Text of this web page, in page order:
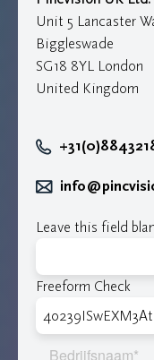
Unit 5 Lancaster
Biggleswade
SG18 8YL London
United Kingdom
Leave this field
Freeform Check